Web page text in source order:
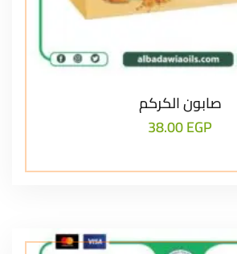
صابون الكركم
38.00EGP